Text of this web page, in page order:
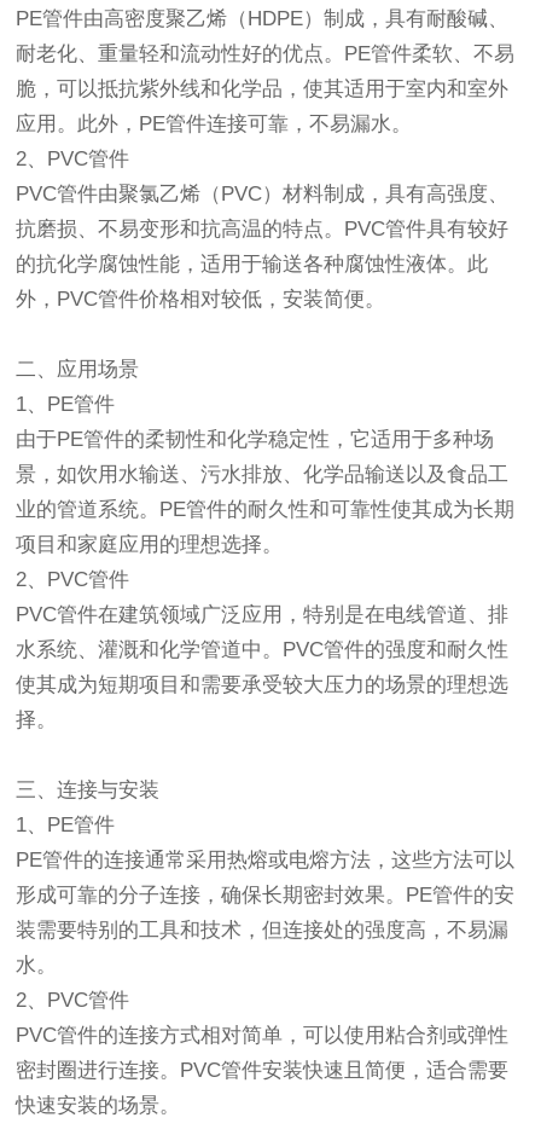
PE管件由高密度聚乙烯（HDPE）制成，具有耐酸碱、
耐老化、重量轻和流动性好的优点。PE管件柔软、不易
脆，可以抵抗紫外线和化学品，使其适用于室内和室外
应用。此外，PE管件连接可靠，不易漏水。
2、PVC管件
PVC管件由聚氯乙烯（PVC）材料制成，具有高强度、
抗磨损、不易变形和抗高温的特点。PVC管件具有较好
的抗化学腐蚀性能，适用于输送各种腐蚀性液体。此
外，PVC管件价格相对较低，安装简便。
二、应用场景
1、PE管件
由于PE管件的柔韧性和化学稳定性，它适用于多种场
景，如饮用水输送、污水排放、化学品输送以及食品工
业的管道系统。PE管件的耐久性和可靠性使其成为长期
项目和家庭应用的理想选择。
2、PVC管件
PVC管件在建筑领域广泛应用，特别是在电线管道、排
水系统、灌溉和化学管道中。PVC管件的强度和耐久性
使其成为短期项目和需要承受较大压力的场景的理想选
择。
三、连接与安装
1、PE管件
PE管件的连接通常采用热熔或电熔方法，这些方法可以
形成可靠的分子连接，确保长期密封效果。PE管件的安
装需要特别的工具和技术，但连接处的强度高，不易漏
水。
2、PVC管件
PVC管件的连接方式相对简单，可以使用粘合剂或弹性
密封圈进行连接。PVC管件安装快速且简便，适合需要
快速安装的场景。